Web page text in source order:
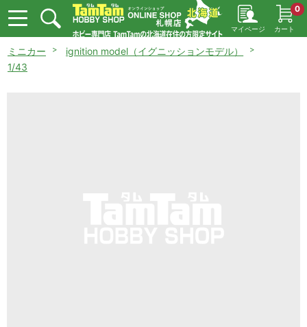
マイページ カート
0
ミニカー
ignition model（イグニッションモデル）
1/43